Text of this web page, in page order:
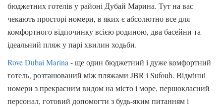
бюджетних готелів у районі Дубай Марина. Тут на вас
чекають просторі номери, в яких є абсолютно все для
комфортного відпочинку всією родиною, два басейни та
ідеальний пляж у парі хвилин ходьби.
Rove Dubai Marina - ще один бюджетний і дуже комфортний
готель, розташований між пляжами JBR і Sufouh. Відмінні
номери з прекрасним видом на місто і море, першокласний
персонал, готовий допомогти з будь-яким питанням і